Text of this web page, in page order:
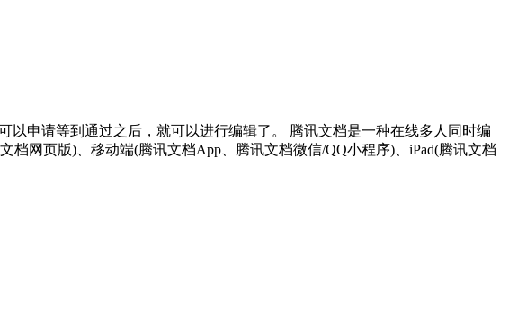
申请等到通过之后，就可以进行编辑了。 腾讯文档是一种在线多人同时编
档网页版)、移动端(腾讯文档App、腾讯文档微信/QQ小程序)、iPad(腾讯文档